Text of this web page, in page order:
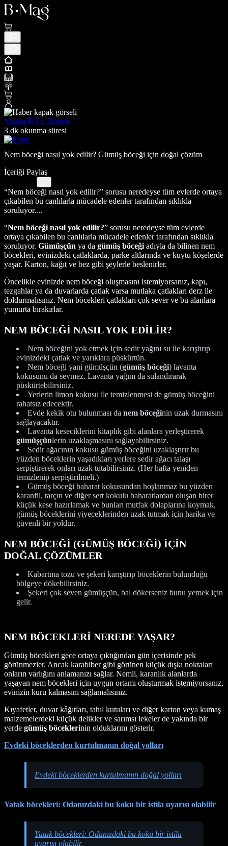
Yaşam & Ev Düzeni
3 dk okunma süresi
Nem böceği nasıl yok edilir? Gümüş böceği için doğal çözüm
İçeriği Paylaş
“Nem böceği nasıl yok edilir?” sorusu neredeyse tüm evlerde ortaya
çıkabilen bu canlılarla mücadele edenler tarafından sıklıkla
soruluyor....
“Nem böceği nasıl yok edilir?” sorusu neredeyse tüm evlerde
ortaya çıkabilen bu canlılarla mücadele edenler tarafından sıklıkla
soruluyor. Gümüşçün ya da gümüş böceği adıyla da bilinen nem
böcekleri, evinizdeki çatlaklarda, parke altlarında ve kuytu köşelerde
yaşar. Karton, kağıt ve bez gibi şeylerle beslenirler.
Öncelikle evinizde nem böceği oluşmasını istemiyorsanız, kapı,
tezgahlar ya da duvarlarda çatlak varsa mutlaka çatlakları derz ile
doldurmalısınız. Nem böcekleri çatlakları çok sever ve bu alanlara
yumurta bırakırlar.
NEM BÖCEĞİ NASIL YOK EDİLİR?
Nem böceğini yok etmek için sedir yağını su ile karıştırıp
evinizdeki çatlak ve yarıklara püskürtün.
Nem böceği yani gümüşçün (gümüş böceği) lavanta
kokusunu da sevmez. Lavanta yağını da sulandırarak
püskürtebilirsiniz.
Yerlerin limon kokusu ile temizlenmesi de gümüş böceğini
rahatsız edecektir.
Evde kekik otu bulunması da nem böceğinin uzak durmasını
sağlayacaktır.
Lavanta keseciklerini kitaplık gibi alanlara yerleştirerek
gümüşçünlerin uzaklaşmasını sağlayabilirsiniz.
Sedir ağacının kokusu gümüş böceğini uzaklaştırır bu
yüzden böceklerin yaşadıkları yerlere sedir ağacı talaşı
serpiştirerek onları uzak tutabilirsiniz. (Her hafta yeniden
temizlenip serpiştirilmeli.)
Gümüş böceği baharat kokusundan hoşlanmaz bu yüzden
karanfil, tarçın ve diğer sert kokulu baharatlardan oluşan birer
küçük kese hazırlamak ve bunları mutfak dolaplarına koymak,
gümüş böceklerini yiyeceklerinden uzak tutmak için harika ve
güvenli bir yoldur.
NEM BÖCEĞİ (GÜMÜŞ BÖCEĞİ) İÇİN
DOĞAL ÇÖZÜMLER
Kabartma tozu ve şekeri karıştırıp böceklerin bulunduğu
bölgeye dökebilirsiniz.
Şekeri çok seven gümüşçün, bal dökerseniz bunu yemek için
gelir.
NEM BÖCEKLERİ NEREDE YAŞAR?
Gümüş böcekleri gece ortaya çıktığından gün içerisinde pek
görünmezler. Ancak karabiber gibi görünen küçük dışkı noktaları
onların varlığını anlamanızı sağlar. Nemli, karanlık alanlarda
yaşayan nem böcekleri için uygun ortamı oluşturmak istemiyorsanız,
evinizin kuru kalmasını sağlamalısınız.
Kıyafetler, duvar kâğıtları, tahıl kutuları ve diğer karton veya kumaş
malzemelerdeki küçük delikler ve sarımsı lekeler de yakında bir
yerde gümüş böceklerinin olduklarını gösterir.
Evdeki böceklerden kurtulmanın doğal yolları
Evdeki böceklerden kurtulmanın doğal yolları
Yatak böcekleri: Odanızdaki bu koku bir istila uyarısı olabilir
Yatak böcekleri: Odanızdaki bu koku bir istila
uyarısı olabilir